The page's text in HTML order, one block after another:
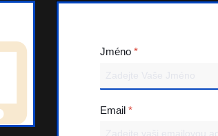
Jméno *
Email *